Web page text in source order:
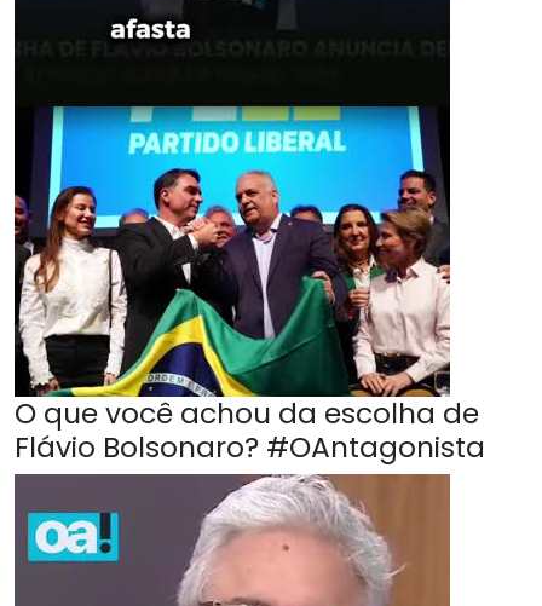
O que você achou da escolha de
Flávio Bolsonaro? #OAntagonista